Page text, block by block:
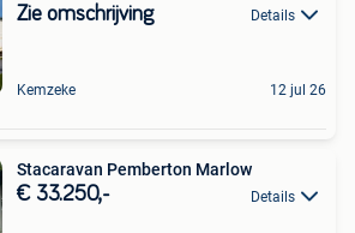
Zie omschrijving Details
Kemzeke 12 jul 26
Stacaravan Pemberton Marlow
€ 33.250,- Details